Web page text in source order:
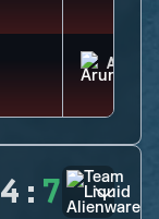
ARUNI
4 : 7